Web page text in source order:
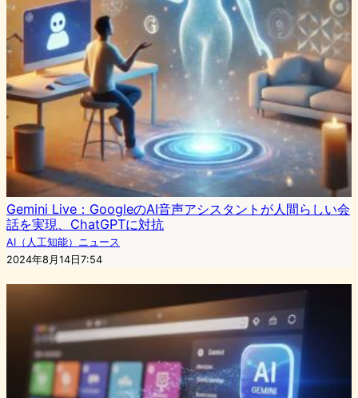
Gemini Live：GoogleのAI音声アシスタントが人間らしい会
話を実現、ChatGPTに対抗
AI（人工知能）ニュース
2024年8月14日7:54